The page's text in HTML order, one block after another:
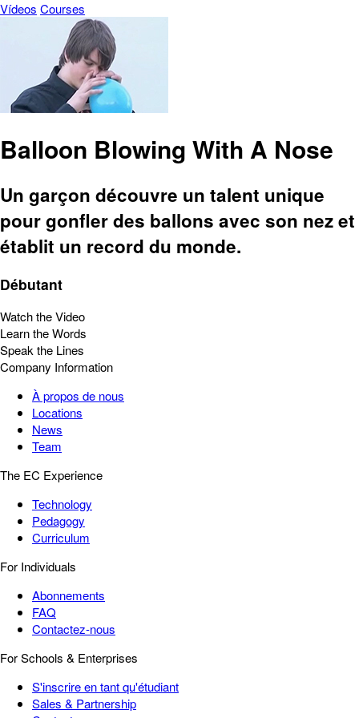
Vídeos Courses
Balloon Blowing With A Nose
Un garçon découvre un talent unique
pour gonfler des ballons avec son nez et
établit un record du monde.
Débutant
Watch the Video
Learn the Words
Speak the Lines
Company Information
À propos de nous
Locations
News
Team
The EC Experience
Technology
Pedagogy
Curriculum
For Individuals
Abonnements
FAQ
Contactez-nous
For Schools & Enterprises
S'inscrire en tant qu'étudiant
Sales & Partnership